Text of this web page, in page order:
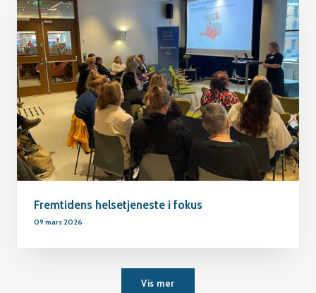
Fremtidens helsetjeneste i fokus
09 mars 2026
Vis mer